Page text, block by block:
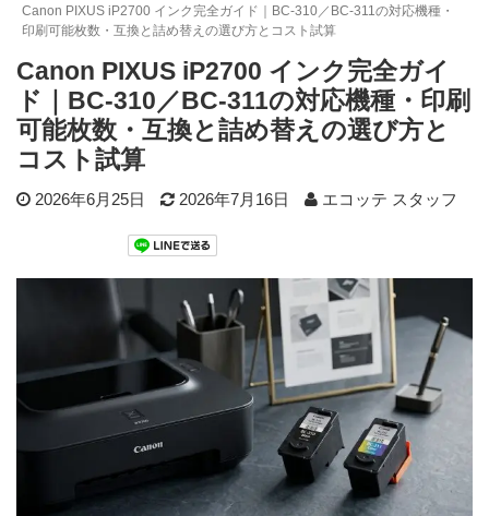
詰め替えインク
互換インクカートリッジ
再生インクカートリッジ
記事を探す
お客様の声
ご利用ガイド
よくある質問
お問い合わせ
会員専用商品
説明書ダウンロード
Canon PIXUS iP2700 インク完全ガイド｜BC-310／BC-311の対応機種・
印刷可能枚数・互換と詰め替えの選び方とコスト試算
Canon PIXUS iP2700 インク完全ガイ
ド｜BC-310／BC-311の対応機種・印刷
可能枚数・互換と詰め替えの選び方と
コスト試算
2026年6月25日 2026年7月16日 エコッテ スタッフ